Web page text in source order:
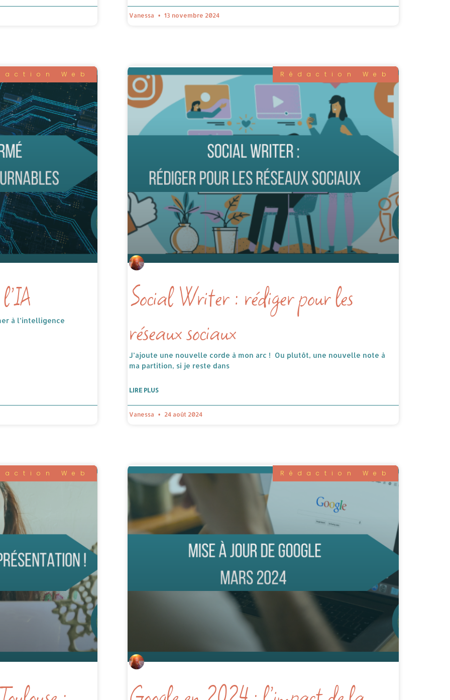
Vanessa 13 novembre 2024
Web
à l’intelligence
Rédaction Web
Social Writer : rédiger pour les
réseaux sociaux
J’ajoute une nouvelle corde à mon arc ! Ou plutôt, une nouvelle note à
ma partition, si je reste dans
LIRE PLUS
Vanessa 24 août 2024
Web Rédaction Web